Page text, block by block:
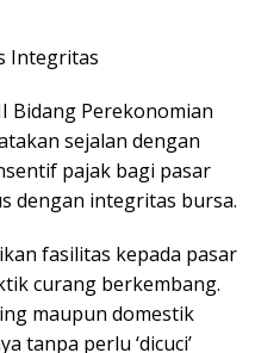
Integritas
Bidang Perekonomian
sejalan dengan
pajak bagi pasar
dengan integritas bursa.
fasilitas kepada pasar
curang berkembang.
maupun domestik
tanpa perlu ‘dicuci’